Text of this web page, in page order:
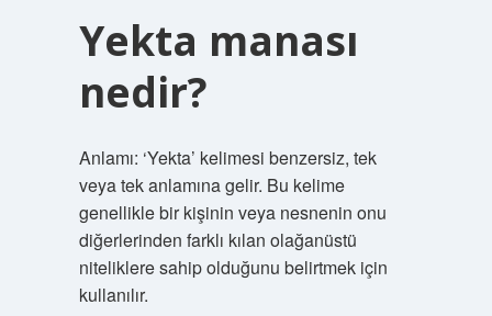
Yekta manası
nedir?
Anlamı: ‘Yekta’ kelimesi benzersiz, tek
veya tek anlamına gelir. Bu kelime
genellikle bir kişinin veya nesnenin onu
diğerlerinden farklı kılan olağanüstü
niteliklere sahip olduğunu belirtmek için
kullanılır.